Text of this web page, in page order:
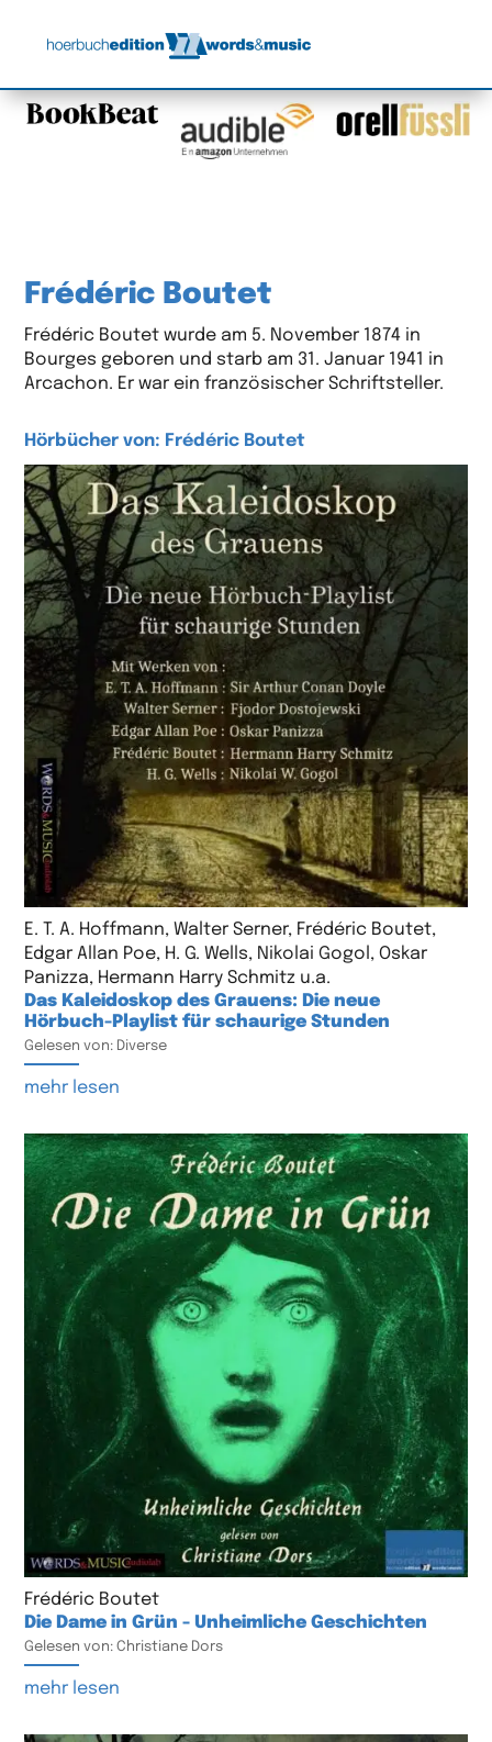
Frédéric Boutet
Frédéric Boutet wurde am 5. November 1874 in
Bourges geboren und starb am 31. Januar 1941 in
Arcachon. Er war ein französischer Schriftsteller.
Hörbücher von: Frédéric Boutet
E. T. A. Hoffmann, Walter Serner, Frédéric Boutet,
Edgar Allan Poe, H. G. Wells, Nikolai Gogol, Oskar
Panizza, Hermann Harry Schmitz u.a.
Das Kaleidoskop des Grauens: Die neue
Hörbuch-Playlist für schaurige Stunden
Gelesen von: Diverse
mehr lesen
Frédéric Boutet
Die Dame in Grün - Unheimliche Geschichten
Gelesen von: Christiane Dors
mehr lesen